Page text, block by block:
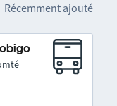
Récemment ajouté